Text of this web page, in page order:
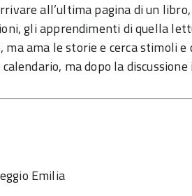
all’ultima pagina di un
gli apprendimenti di quella
ama le storie e cerca stimoli
ma dopo la
Emilia